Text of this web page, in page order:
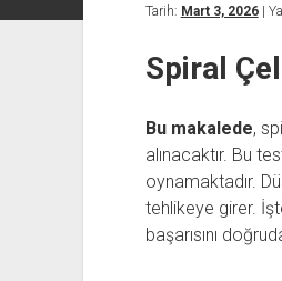
Tarih: Mart 3, 2026|
Spiral
Bu makalede,
alınacaktır. Bu
oynamaktadır.
tehlikeye girer.
başarısını